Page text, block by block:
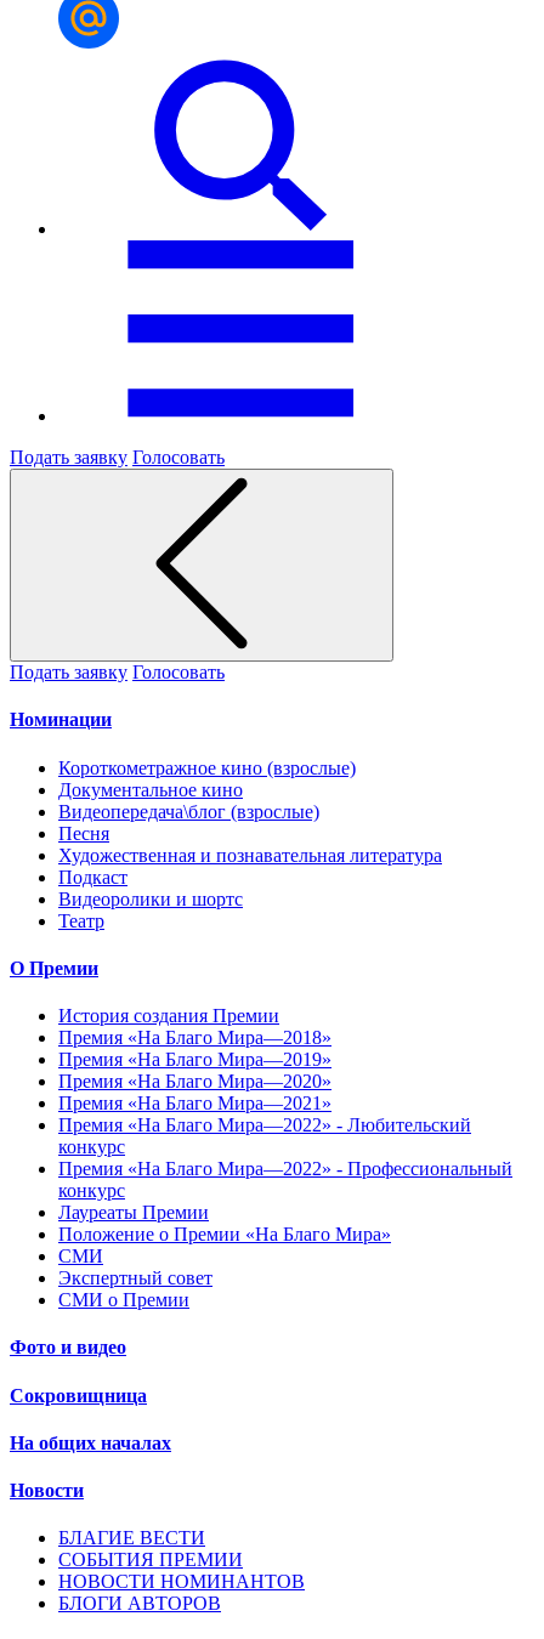
Подать заявку Голосовать
Подать заявку Голосовать
Номинации
Короткометражное кино (взрослые)
Документальное кино
Видеопередача\блог (взрослые)
Песня
Художественная и познавательная литература
Подкаст
Видеоролики и шортс
Театр
О Премии
История создания Премии
Премия «На Благо Мира—2018»
Премия «На Благо Мира—2019»
Премия «На Благо Мира—2020»
Премия «На Благо Мира—2021»
Премия «На Благо Мира—2022» - Любительский
конкурс
Премия «На Благо Мира—2022» - Профессиональный
конкурс
Лауреаты Премии
Положение о Премии «На Благо Мира»
СМИ
Экспертный совет
СМИ о Премии
Фото и видео
Сокровищница
На общих началах
Новости
БЛАГИЕ ВЕСТИ
СОБЫТИЯ ПРЕМИИ
НОВОСТИ НОМИНАНТОВ
БЛОГИ АВТОРОВ